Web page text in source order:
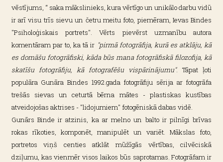
vēstījums, “ saka mākslinieks, kura vērtīgo un unikālo darbu vidū
ir arī visu trīs sievu un četru meitu foto, piemēram, Ievas Bindes
"Psiholoģiskais portrets". Vērts pievērst uzmanību autora
komentāram par to, ka tā ir "pirmā fotogrāfija, kurā es atklāju, kā
es domāšu fotogrāfiski, kāda būs mana fotogrāfiskā filozofija, kā
skatīšu fotogrāfiju, kā fotografēšu vispārinājumu". Tāpat ļoti
populāra Gunāra Bindes 1992.gada fotogrāfiju sērija ar fotogrāfa
trešās sievas un ceturtā bērna mātes - plastiskas kustības
atveidojošas aktrises - "lidojumiem" fotogēniskā dabas vidē.
Gunārs Binde ir atzinis, ka ar melno un balto ir pilnīgi brīvas
rokas rīkoties, komponēt, manipulēt un variēt. Mākslas foto,
portretos viņš centies atklāt mūžīgās vērtības, cilvēciskā
dziļumu, kas vienmēr visos laikos būs saprotamas. Fotogrāfam ir